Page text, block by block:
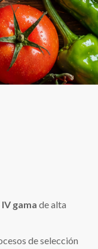
gama de alta
de selección